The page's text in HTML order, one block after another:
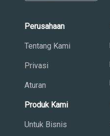
Perusahaan
Tentang Kami
Privasi
Aturan
Produk Kami
Untuk Bisnis